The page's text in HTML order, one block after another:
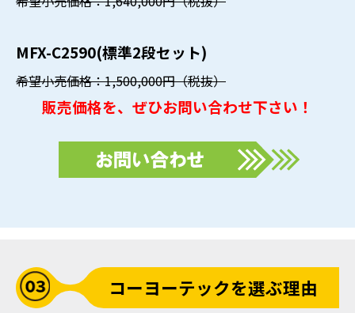
MFX-C2590(標準2段セット)
希望小売価格：1,500,000円（税抜）
販売価格を、ぜひお問い合わせ下さい！
コーヨーテックを選ぶ理由